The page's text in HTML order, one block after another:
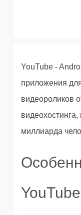
YouTube -
приложения
видеороликов
миллиарда
YouTube